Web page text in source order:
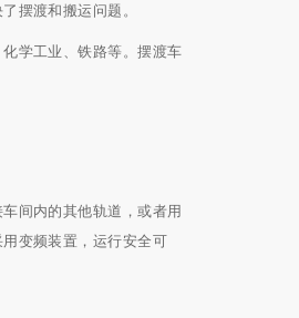
摆渡和搬运问题。
学工业、铁路等。摆渡车
间内的其他轨道，或者用
变频装置，运行安全可